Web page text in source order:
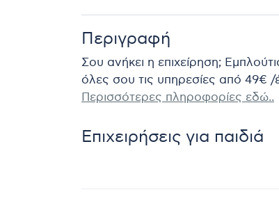
Περιγραφή
Σου ανήκει η επιχείρηση;
όλες σου τις υπηρεσίες από 49€ /
Περισσότερες πληροφορίες εδώ..
Επιχειρήσεις για παιδιά